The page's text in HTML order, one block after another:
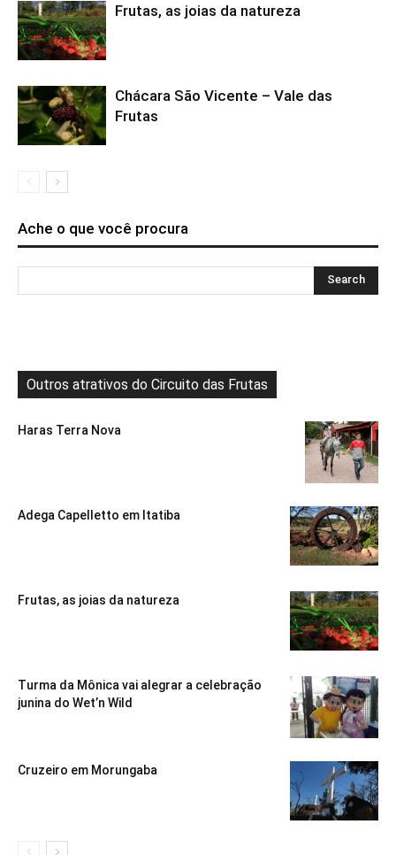
Frutas, as joias da natureza
Chácara São Vicente – Vale das
Frutas
Ache o que você procura
Outros atrativos do Circuito das Frutas
Haras Terra Nova
Adega Capelletto em Itatiba
Frutas, as joias da natureza
Turma da Mônica vai alegrar a celebração
junina do Wet’n Wild
Cruzeiro em Morungaba